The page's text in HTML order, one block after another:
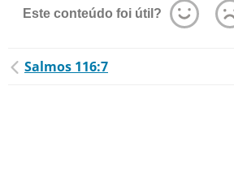
Este conteúdo foi útil?
Salmos 116:7